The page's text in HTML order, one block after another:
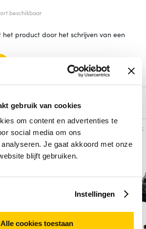
gebruik van cookies
om content en advertenties te
social media om ons
Je gaat akkoord met onze
blijft gebruiken.
Instellingen
Alle cookies toestaan
beschikbaar
het product door het schrijven van een
Vergelijk